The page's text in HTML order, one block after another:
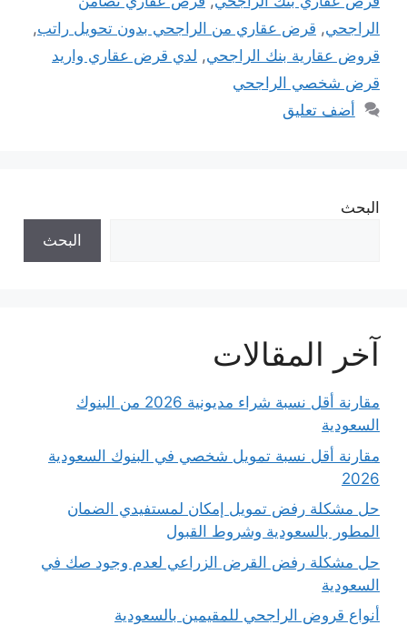
الراجحي, قرض عقاري من الراجحي بدون تحويل راتب,
قروض عقارية بنك الراجحي, لدي قرض عقاري واريد
قرض شخصي الراجحي
أضف تعليق
البحث
البحث
آخر المقالات
مقارنة أقل نسبة شراء مديونية 2026 من البنوك
السعودية
مقارنة أقل نسبة تمويل شخصي في البنوك السعودية
2026
حل مشكلة رفض تمويل إمكان لمستفيدي الضمان
المطور بالسعودية وشروط القبول
حل مشكلة رفض القرض الزراعي لعدم وجود صك في
السعودية
أنواع قروض الراجحي للمقيمين بالسعودية